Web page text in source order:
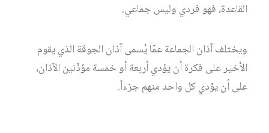
القاعدة، فهو فردي وليس جماعي.
ويختلف آذان الجماعة عمّا يُسمى آذان الجوقة الذي يقوم
الأخير على فكرة أن يؤدي أربعة أو خمسة مؤذّنين الآذان،
على أن يؤدي كل واحد منهم جزءاً.